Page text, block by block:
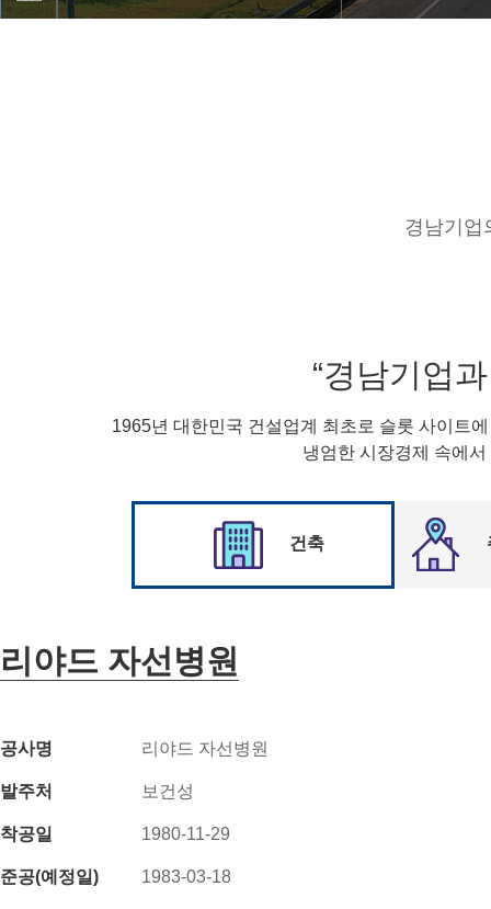
경남기업
“경남기업
1965년 대한민국 건설업계 최초로 슬롯 사이트
냉엄한 시장경제 속에
건축
리야드 자선병원
공사명 리야드 자선병원
발주처 보건성
착공일 1980-11-29
준공(예정일) 1983-03-18